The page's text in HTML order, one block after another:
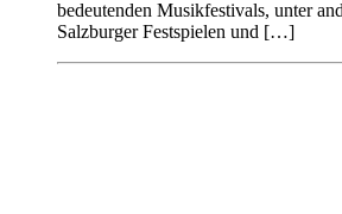
bedeutenden Musikfestivals, unter
Salzburger Festspielen und […]